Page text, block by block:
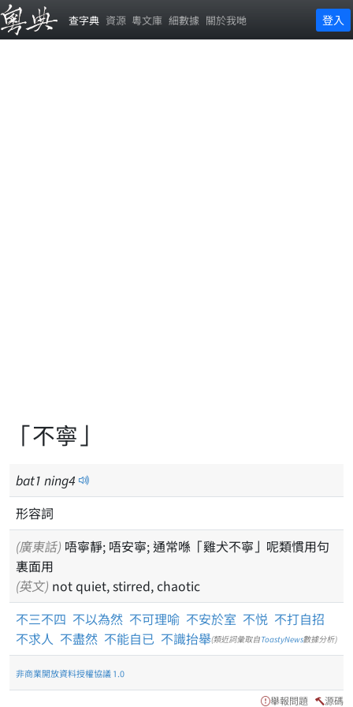
查字典 資源 粵文庫 細數據 關於我哋 登入
「不寧」
bat1 ning4
形容詞
(廣東話) 唔寧靜; 唔安寧; 通常喺「雞犬不寧」呢類慣用句
裏面用
(英文) not quiet, stirred, chaotic
不三不四 不以為然 不可理喻 不安於室 不悦 不打自招
不求人 不盡然 不能自已 不識抬舉(類近詞彙取自ToastyNews數據分析)
非商業開放資料授權協議 1.0
舉報問題 源碼